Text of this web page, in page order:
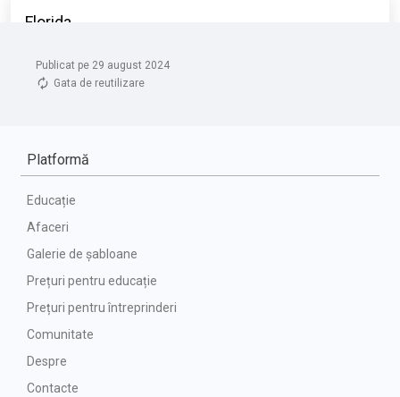
Publicat pe 29 august 2024
Gata de reutilizare
Platformă
Educație
Afaceri
Galerie de șabloane
Prețuri pentru educație
Prețuri pentru întreprinderi
Comunitate
Despre
Contacte